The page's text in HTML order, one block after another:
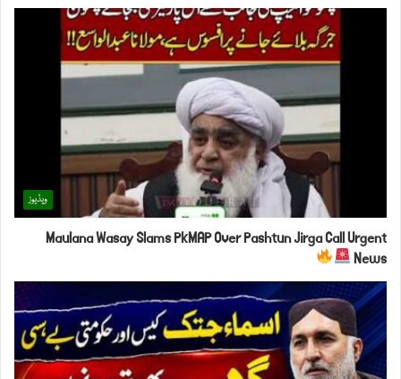
ویڈیوز
Maulana Wasay Slams PkMAP Over Pashtun Jirga Call Urgent
News